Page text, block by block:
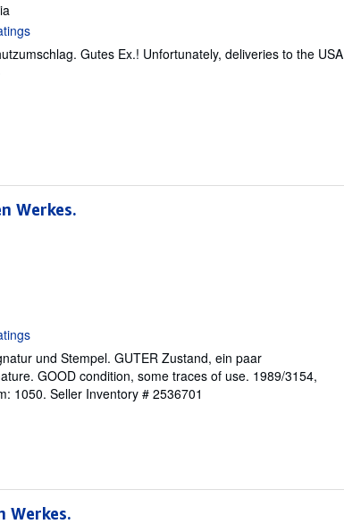
Gutes Ex.! Unfortunately, deliveries to the USA
Werkes.
und Stempel. GUTER Zustand, ein paar
GOOD condition, some traces of use. 1989/3154,
1050. Seller Inventory # 2536701
Werkes.